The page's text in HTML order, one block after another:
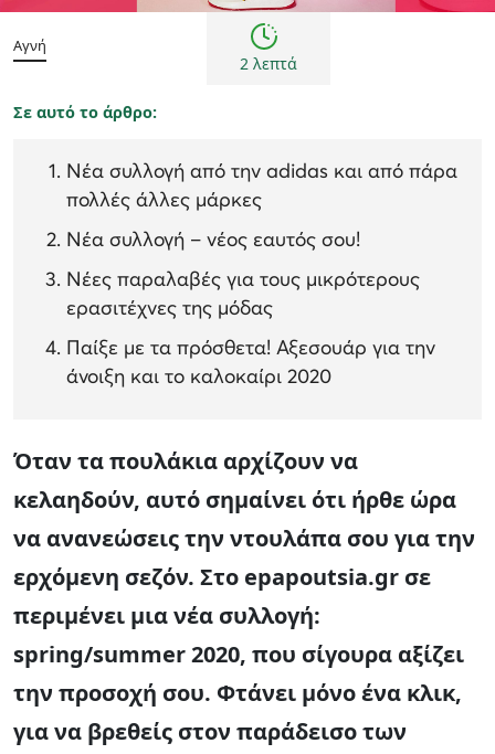
Αγνή
2 λεπτά
Σε αυτό το άρθρο:
Νέα συλλογή από την adidas και από πάρα
πολλές άλλες μάρκες
Νέα συλλογή – νέος εαυτός σου!
Νέες παραλαβές για τους μικρότερους
ερασιτέχνες της μόδας
Παίξε με τα πρόσθετα! Αξεσουάρ για την
άνοιξη και το καλοκαίρι 2020
Όταν τα πουλάκια αρχίζουν να
κελαηδούν, αυτό σημαίνει ότι ήρθε ώρα
να ανανεώσεις την ντουλάπα σου για την
ερχόμενη σεζόν. Στο epapoutsia.gr σε
περιμένει μια νέα συλλογή:
spring/summer 2020, που σίγουρα αξίζει
την προσοχή σου. Φτάνει μόνο ένα κλικ,
για να βρεθείς στον παράδεισο των